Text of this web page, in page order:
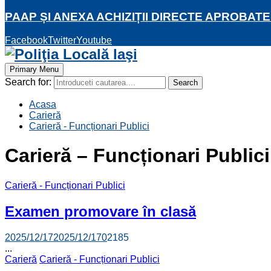
PAAP ȘI ANEXA ACHIZIȚII DIRECTE
FacebookTwitterYoutube
Primary Menu
Search for: Search
Acasa
Carieră
Carieră - Funcționari Publici
Carieră – Funcționari Publici
Carieră - Funcționari Publici
Examen promovare în clasă
2025/12/172025/12/1702185
...
Carieră Carieră - Funcționari Publici